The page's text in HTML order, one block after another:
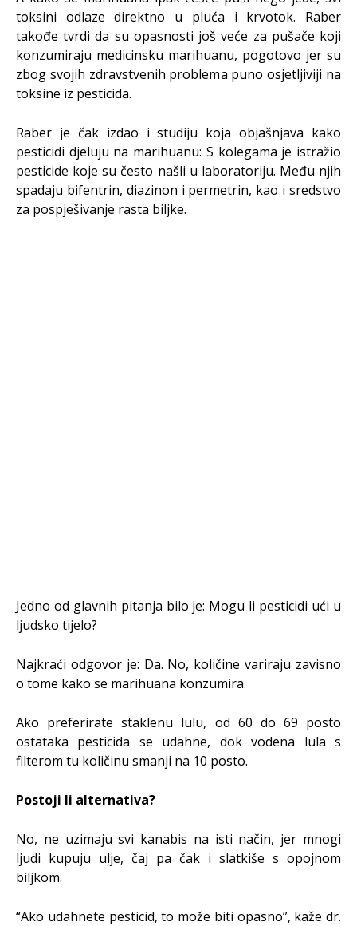
toksini odlaze direktno u pluća i krvotok. Raber
takođe tvrdi da su opasnosti još veće za pušače koji
konzumiraju medicinsku marihuanu, pogotovo jer su
zbog svojih zdravstvenih problema puno osjetljiviji na
toksine iz pesticida.
Raber je čak izdao i studiju koja objašnjava kako
pesticidi djeluju na marihuanu: S kolegama je istražio
pesticide koje su često našli u laboratoriju. Među njih
spadaju bifentrin, diazinon i permetrin, kao i sredstvo
za pospješivanje rasta biljke.
Jedno od glavnih pitanja bilo je: Mogu li pesticidi ući u
ljudsko tijelo?
Najkraći odgovor je: Da. No, količine variraju zavisno
o tome kako se marihuana konzumira.
Ako preferirate staklenu lulu, od 60 do 69 posto
ostataka pesticida se udahne, dok vodena lula s
filterom tu količinu smanji na 10 posto.
Postoji li alternativa?
No, ne uzimaju svi kanabis na isti način, jer mnogi
ljudi kupuju ulje, čaj pa čak i slatkiše s opojnom
biljkom.
“Ako udahnete pesticid, to može biti opasno”, kaže dr.